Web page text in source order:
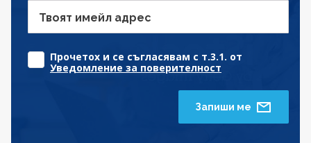
Твоят имейл адрес
Прочетох и се съгласявам с т.3.1. от
Уведомление за поверителност
Запиши ме